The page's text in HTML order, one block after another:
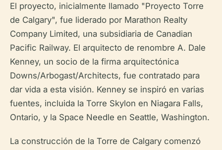
El proyecto, inicialmente llamado "Proyecto Torre
de Calgary", fue liderado por Marathon Realty
Company Limited, una subsidiaria de Canadian
Pacific Railway. El arquitecto de renombre A. Dale
Kenney, un socio de la firma arquitectónica
Downs/Arbogast/Architects, fue contratado para
dar vida a esta visión. Kenney se inspiró en varias
fuentes, incluida la Torre Skylon en Niagara Falls,
Ontario, y la Space Needle en Seattle, Washington.
La construcción de la Torre de Calgary comenzó